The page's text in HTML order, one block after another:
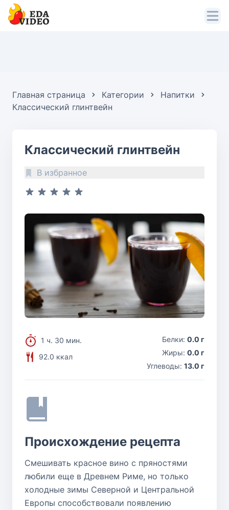
Главная страница Категории
Напитки
Классический глинтвейн
Классический глинтвейн
В избранное
1 ч. 30 мин.
92.0 ккал
Белки: 0.0 г
Жиры: 0.0 г
Углеводы: 13.0 г
Происхождение рецепта
Смешивать красное вино с пряностями
любили еще в Древнем Риме, но только
холодные зимы Северной и Центральной
Европы способствовали появлению